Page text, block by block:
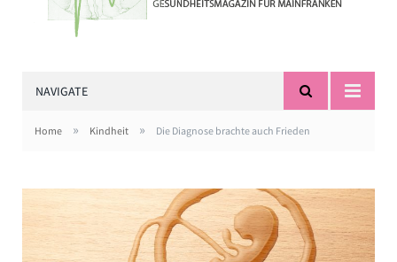
NAVIGATE
Home » Kindheit » Die Diagnose brachte auch Frieden